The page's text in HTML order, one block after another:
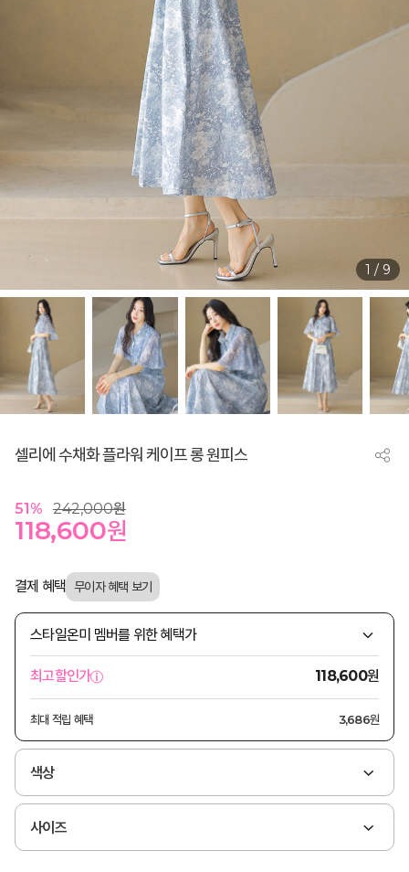
1 / 9
셀리에 수채화 플라워 케이프 롱 원피스
51 % 242,000원
118,600원
결제 혜택
스타일온미 멤버를 위한 혜택가
최고할인가 118,600원
최대 적립 혜택 3,686원
색상
사이즈